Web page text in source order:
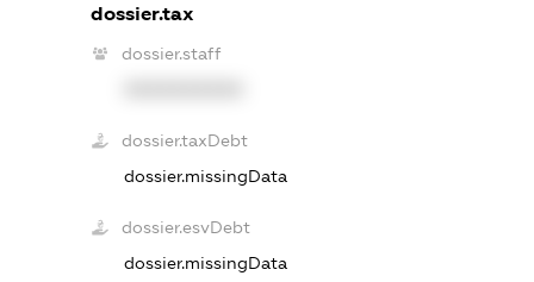
dossier.tax
dossier.staff
dossier.taxDebt
dossier.missingData
dossier.esvDebt
dossier.missingData